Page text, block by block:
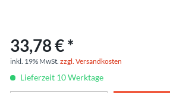
33,78 € *
inkl. 19% MwSt. zzgl. Versandkosten
Lieferzeit 10 Werktage